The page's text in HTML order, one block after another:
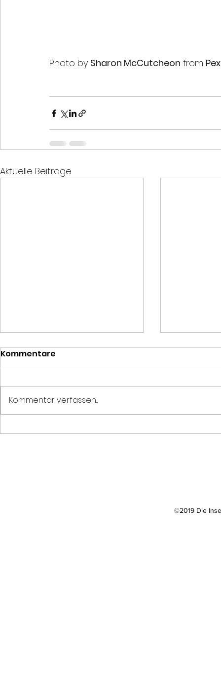
Photo by Sharon McCutcheon from
Aktuelle Beiträge
In der
Kommentare
Kommentar verfassen...
©2019 Die